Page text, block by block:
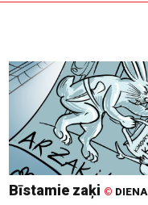
Bīstamie zaķi © DIENA